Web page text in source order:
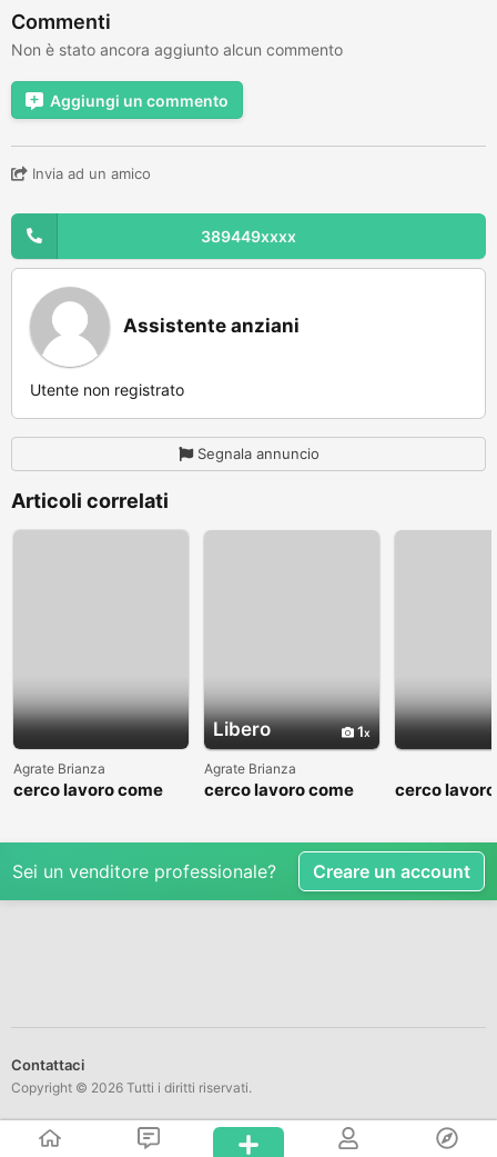
Commenti
Non è stato ancora aggiunto alcun commento
Aggiungi un commento
Invia ad un amico
389449xxxx
Assistente anziani
Utente non registrato
Segnala annuncio
Articoli correlati
Agrate Brianza
cerco lavoro come
Libero 1
Agrate Brianza
cerco lavoro come
cerco
Sei un venditore professionale? Creare un account
Contattaci
Copyright © 2026 Tutti i diritti riservati.